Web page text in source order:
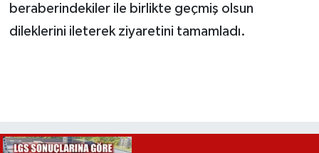
beraberindekiler ile birlikte geçmiş olsun
dileklerini ileterek ziyaretini tamamladı.